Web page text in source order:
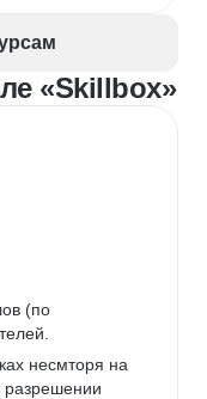
«Skillbox»
(по
несмторя на
разрешении